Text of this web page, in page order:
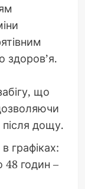
здоров’я.
що
дощу.
графіках:
48 годин –